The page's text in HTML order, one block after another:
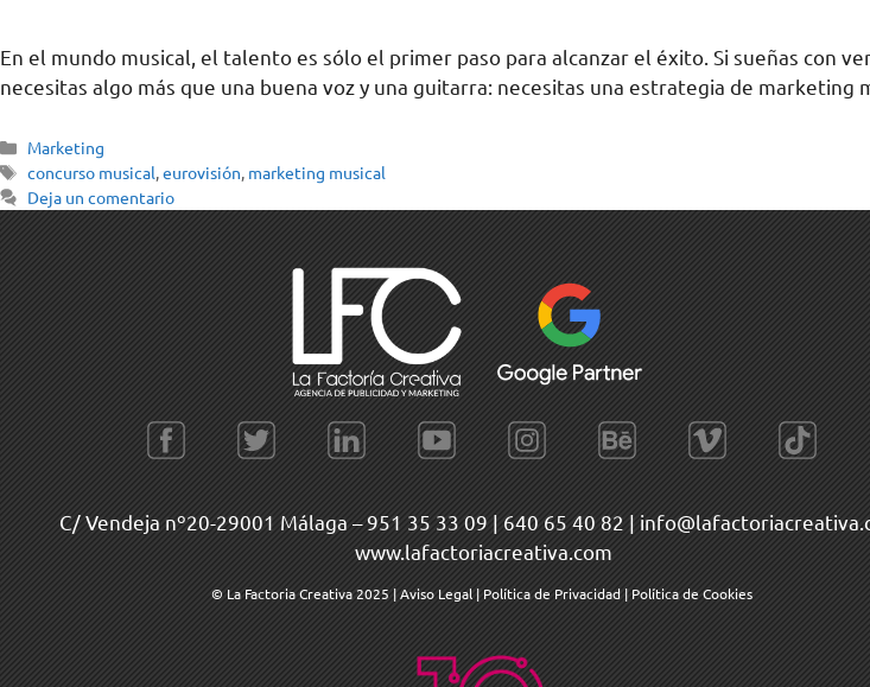
En el mundo musical, el talento es sólo el primer paso para alcanzar el éxito. Si sueñas con
necesitas algo más que una buena voz y una guitarra: necesitas una estrategia de marketing
Marketing
concurso musical,eurovisión, marketing musical
Deja un comentario
C/ Vendeja nº20-29001 Málaga –951 35 33 09 | 640 65 40 82 |
www.lafactoriacreativa.com
© La Factoria Creativa 2025 |Aviso Legal | Política de Privacidad | Política de Cookies